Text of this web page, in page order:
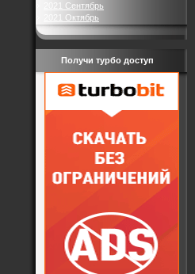
2021 Сентябрь
2021 Октябрь
Получи турбо доступ